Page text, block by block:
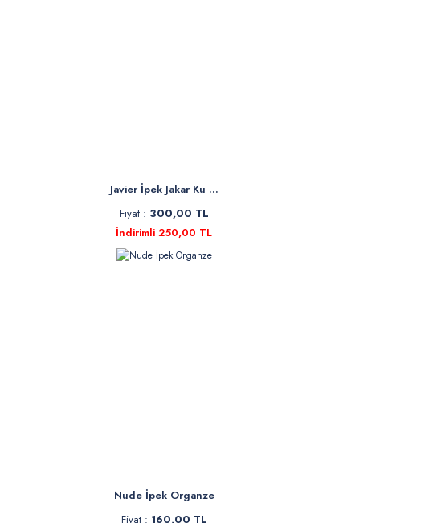
Javier İpek Jakar Ku ...
Fiyat : 300,00 TL
İndirimli 250,00 TL
Nude İpek Organze
Fiyat : 160,00 TL